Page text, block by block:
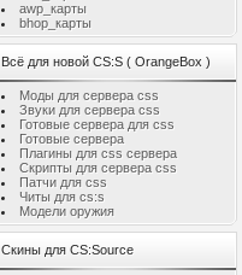
awp_карты
bhop_карты
Всё для новой CS:S ( OrangeBox )
Моды для сервера css
Звуки для сервера сss
Готовые сервера для css
Готовые сервера
Плагины для css сервера
Скрипты для сервера css
Патчи для css
Читы для cs:s
Модели оружия
Скины для CS:Source